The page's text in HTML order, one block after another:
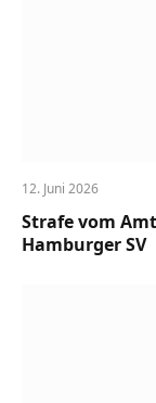
12. Juni 2026
Strafe vom
Hamburger SV